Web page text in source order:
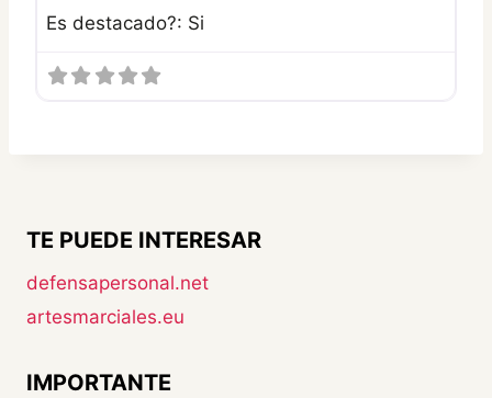
Es destacado?: Si
TE PUEDE INTERESAR
defensapersonal.net
artesmarciales.eu
IMPORTANTE